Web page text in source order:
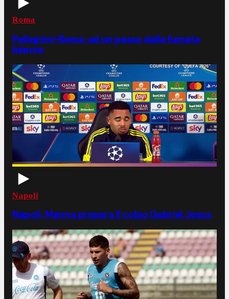
Roma
Pellegrini-Roma, ad un passo dalla fumata
bianca
Napoli
Napoli, Manna prepara il colpo Gabriel Jesus